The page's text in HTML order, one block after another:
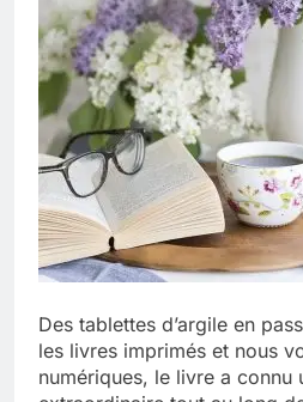
Des tablettes d’argile en
les livres imprimés et nous
numériques, le livre a connu